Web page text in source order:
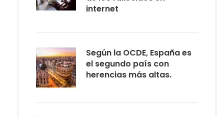
internet
Según la OCDE, España es
el segundo país con
herencias más altas.